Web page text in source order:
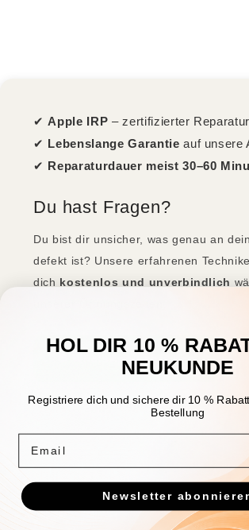
✔ Apple IRP – zertifizierter
✔
Lebenslange Garantie auf unsere
✔
Reparaturdauer meist 30–60
Du hast Fragen?
Du bist dir unsicher, was genau an
defekt ist? Unsere erfahrenen
dich kostenlos und unverbindlich
💬 WhatsApp schreiben
📞 +49 6806 4963389
HOL DIR 10 %
NEUKUNDE
Registriere dich und sichere dir 10 %
Bestellung
Newsletter